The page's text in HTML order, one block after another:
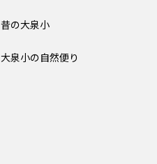
昔の大泉小
大泉小の自然便り